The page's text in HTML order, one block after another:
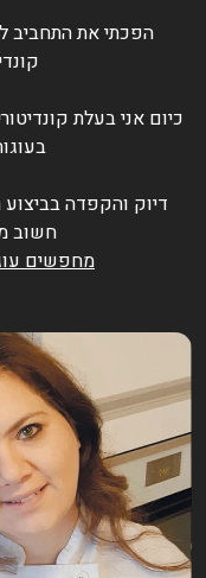
הפכתי את התחביב
כיום אני בעלת
דיוק והקפדה בביצוע
חשוב
מחפשים